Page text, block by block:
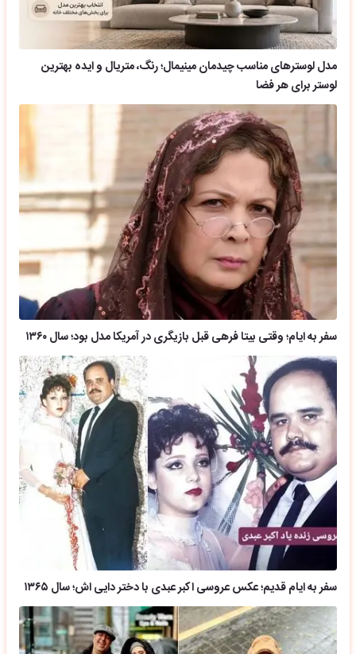
مدل لوسترهای مناسب چیدمان مینیمال؛ رنگ، متریال و ایده بهترین
لوستر برای هر فضا
سفر به ایام؛ وقتی بیتا فرهی قبل بازیگری در آمریکا مدل بود؛ سال ۱۳۶۰
سفر به ایام قدیم؛ عکس عروسی اکبر عبدی با دختر دایی اش؛ سال ۱۳۶۵